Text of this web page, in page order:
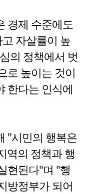
경제 수준에도
자살률이 높
의 정책에서 벗
로 높이는 것이
한다는 인식에
"시민의 행복은
역의 정책과 행
현된다"며 "행
방정부가 되어